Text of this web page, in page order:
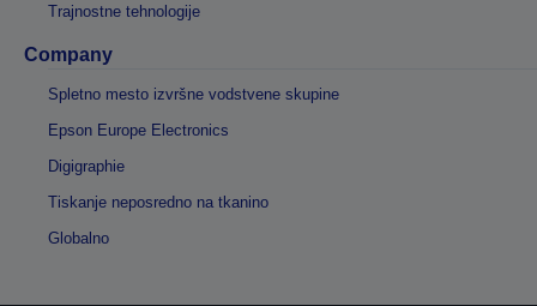
Trajnostne tehnologije
Company
Spletno mesto izvršne vodstvene skupine
Epson Europe Electronics
Digigraphie
Tiskanje neposredno na tkanino
Globalno